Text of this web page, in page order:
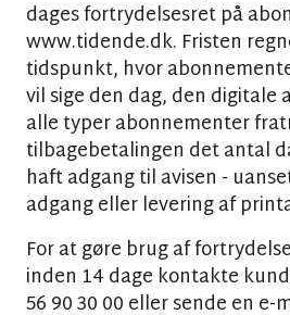
dages fortrydelsesret på
www.tidende.dk. Fristen
tidspunkt, hvor
vil sige den dag, den digitale
alle typer abonnementer
tilbagebetalingen det antal
haft adgang til avisen -
adgang eller levering af
For at gøre brug af
inden 14 dage kontakte
56 90 30 00 eller sende en e-